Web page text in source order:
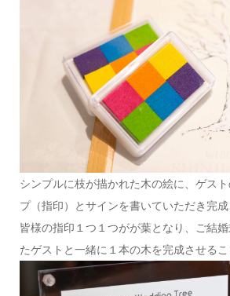
シンプルに枝が描かれた木の絵に、ゲス
プ（指印）とサインを書いていただき完
皆様の指印１つ１つがが葉となり、ご結
たゲストと一緒に１本の木を完成させるこ